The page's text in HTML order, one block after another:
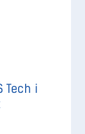
Tech i